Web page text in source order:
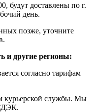
будут доставлены по г.
день.
позже, уточните
и другие регионы:
согласно тарифам
курьерской службы. Мы